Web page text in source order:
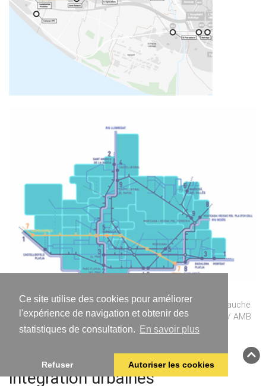
Ce site utilise des cookies pour améliorer
l'expérience de navigation et obtenir des
statistiques de consultation.
En savoir plus
Refuser Autoriser les cookies
Le projet de MetroBus express M8 le long de la C-245 (à gauche
en rouge) et la voie cyclable Bicivia 7 (à droite en orange) / AMB
Le projet C-245 : mobilité et
intégration urbaines